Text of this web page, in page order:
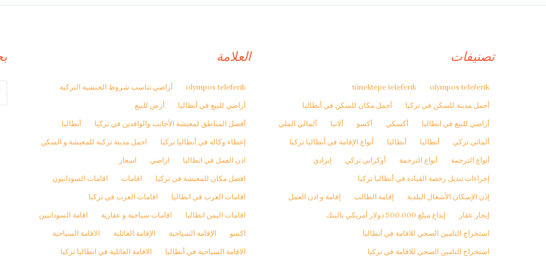
تصنيفات
olympos teleferik
tünektepe teleferik
أجمل مدينة للسكن في تركيا
أجمل مكان للسكن في أنطاليا
أراضي للبيع في انطاليا
أكسكي أكسو ألانيا
ألمالي الملي
ألماني تركي
أنطاليا أنطاليا
أنواع الإقامة في أنطاليا تركيا
أنواع الترجمة
أنواع الترجمة أوكراني تركي
إبرادي
إجراءات تبديل رخصة القيادة في أنطاليا تركيا
إذن الإسكان الأشغال البلدية
إقامة الطالب
إقامة و اذن العمل
إيجار عقار
إيداع مبلغ 500.000 دولار أمريكي بالبنك
استخراج التامين الصحي للاقامة في أنطاليا
استخراج التامين الصحي للاقامة في تركيا
العلامة
olympos teleferik
أراضي تناسب شروط الجنسية التركية
أراضي للبيع في أنطاليا
أرض للبيع
أفضل المناطق لمعيشة الأجانب والوافدين في تركيا
أنطاليا
إعطاء وكالة في أنطاليا تركيا
اجمل مدينة تركية للمعيشة و السكن
اذن العمل في انطاليا
اراضي
اسعار
افضل مكان للمعيشة في تركيا
اقامات
اقامات السودانيون
اقامات العرب في انطاليا
اقامات العرب في تركيا
اقامات اليمن انطاليا
اقامات سياحية و عقارية
اقامة السودانيين
اكسو
الإقامة السياحية الإقامة العائلية
الاقامة السياحية
الاقامة السياحية في أنطاليا
الاقامة العائلية في انطاليا تركيا